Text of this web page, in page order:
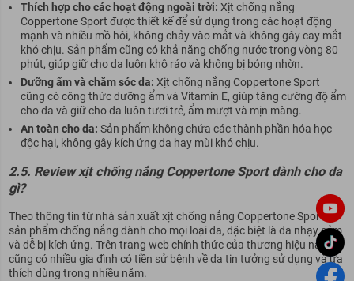
Thích hợp cho các hoạt động ngoài trời: Xịt chống nắng
Coppertone Sport được thiết kế để sử dụng trong các hoạt động
mạnh và nhiều mồ hôi, không chảy vào mắt và không gây cay mắt
khó chịu. Sản phẩm cũng có khả năng chống nước trong vòng 80
phút, giúp giữ cho da luôn khô ráo và không bị bóng nhờn.
Dưỡng ẩm và chăm sóc da: Xịt chống nắng Coppertone Sport
cũng có công thức dưỡng ẩm và Vitamin E, giúp tăng cường độ ẩm
cho da và giữ cho da luôn tươi trẻ, ẩm mượt và mịn màng.
An toàn cho da: Sản phẩm không chứa các thành phần hóa học
độc hại, không gây kích ứng da hay mùi khó chịu.
2.5. Review xịt chống nắng Coppertone Sport dành cho da
gì?
Theo thông tin từ nhà sản xuất xịt chống nắng Coppertone Sport là
sản phẩm chống nắng dành cho mọi loại da, đặc biệt là da nhạy cảm
và dễ bị kích ứng. Trên trang web chính thức của thương hiệu này,
cũng có nhiều gia đình có tiền sử bệnh về da tin tưởng sử dụng và ưa
thích dùng trong nhiều năm.